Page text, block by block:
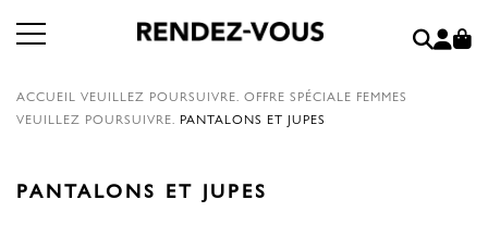
ACCUEIL VEUILLEZ POURSUIVRE. OFFRE SPÉCIALE FEMMES
VEUILLEZ POURSUIVRE. PANTALONS ET JUPES
PANTALONS ET JUPES